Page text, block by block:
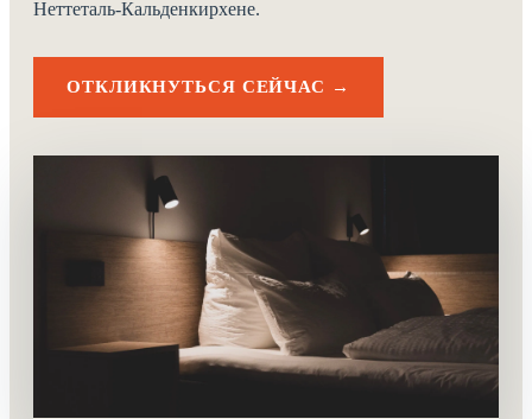
Неттеталь-Кальденкирхене.
ОТКЛИКНУТЬСЯ СЕЙЧАС →